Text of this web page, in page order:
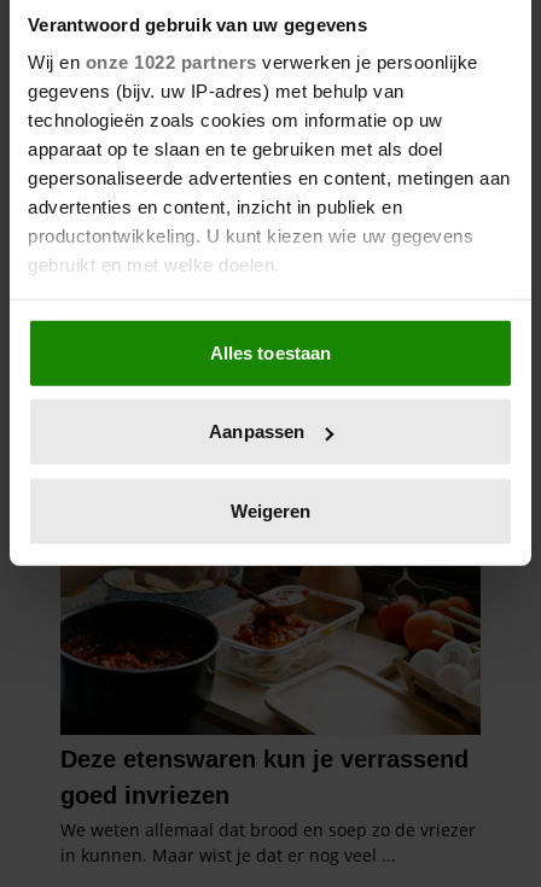
Verantwoord gebruik van uw gegevens
Wij en onze 1022 partners verwerken je persoonlijke
gegevens (bijv. uw IP-adres) met behulp van
technologieën zoals cookies om informatie op uw
apparaat op te slaan en te gebruiken met als doel
gepersonaliseerde advertenties en content, metingen aan
advertenties en content, inzicht in publiek en
productontwikkeling. U kunt kiezen wie uw gegevens
gebruikt en met welke doelen.
Als u het toestaat, willen we ook graag:
Informatie verzamelen over uw geografische
locatie, die tot een paar meter nauwkeurig kan zijn
scannen op specifieke eigenschappen (fingerprinting)
verwerkt en stel uw voorkeuren in het
intrekken in de Cookieverklaring.
We gebruiken cookies om content en advertenties te
personaliseren, om functies voor social media te bieden
en om ons websiteverkeer te analyseren. Ook delen we
informatie over uw gebruik van onze site met onze
partners voor social media, adverteren en analyse. Deze
partners kunnen deze gegevens combineren met andere
informatie die u aan ze heeft verstrekt of die ze hebben
verzameld op basis van uw gebruik van hun services. U
gaat akkoord met onze cookies als u onze website blijft
Alles toestaan
Aanpassen
Weigeren